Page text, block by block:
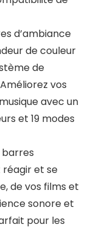
d’ambiance
de couleur
de
vos
avec un
et 19 modes
barres
réagir et se
de vos films et
sonore et
pour les